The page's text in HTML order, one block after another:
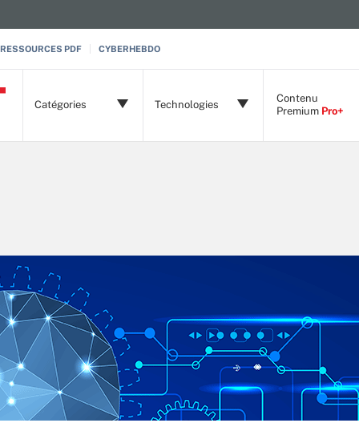
RESSOURCES PDF CYBERHEBDO
Catégories Technologies
Contenu
Premium Pro+